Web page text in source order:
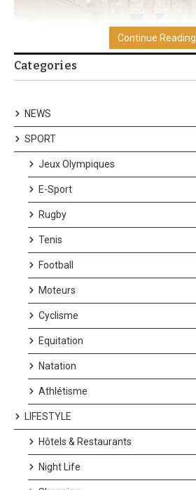
Continue Reading
Categories
NEWS
SPORT
Jeux Olympiques
E-Sport
Rugby
Tenis
Football
Moteurs
Cyclisme
Equitation
Natation
Athlétisme
LIFESTYLE
Hôtels & Restaurants
Night Life